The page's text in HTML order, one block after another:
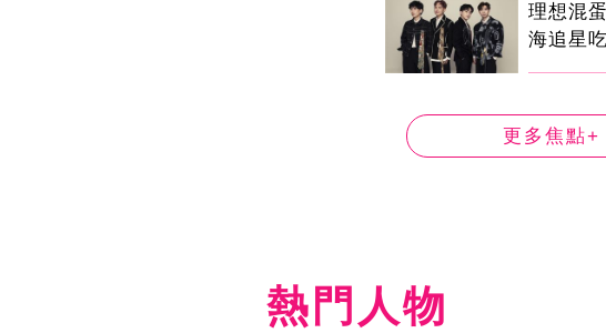
理想混
海追星
更多焦點+
熱門人物